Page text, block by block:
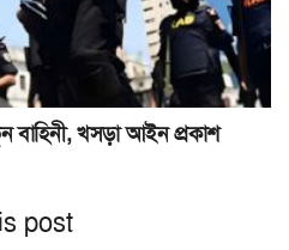
বাহিনী, খসড়া আইন প্রকাশ
post